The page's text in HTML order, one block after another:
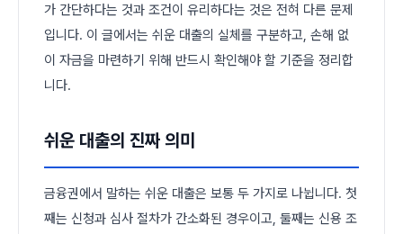
가 간단하다는 것과 조건이 유리하다는 것은 전혀 다른 문제
입니다. 이 글에서는 쉬운 대출의 실체를 구분하고, 손해 없
이 자금을 마련하기 위해 반드시 확인해야 할 기준을 정리합
니다.
쉬운 대출의 진짜 의미
금융권에서 말하는 쉬운 대출은 보통 두 가지로 나뉩니다. 첫
째는 신청과 심사 절차가 간소화된 경우이고, 둘째는 신용 조